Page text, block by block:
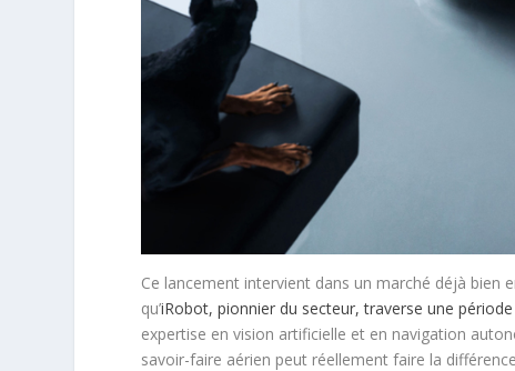
Ce lancement intervient dans un marché déjà bien
qu’iRobot, pionnier du secteur, traverse une
expertise en vision artificielle et en navigation
savoir-faire aérien peut réellement faire la